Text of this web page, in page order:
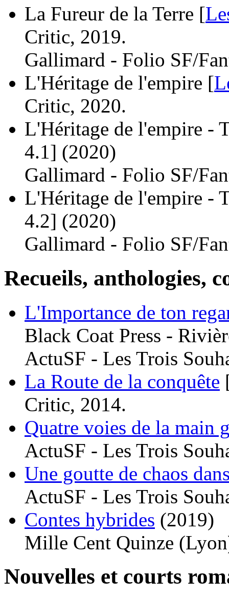
La Fureur de la Terre [
Critic, 2019.
Gallimard - Folio SF/
L'Héritage de l'empire [
Critic, 2020.
L'Héritage de l'empire -
4.1] (2020)
Gallimard - Folio SF/
L'Héritage de l'empire -
4.2] (2020)
Gallimard - Folio SF/
Recueils, anthologies,
L'Importance de ton
Black Coat Press -
ActuSF - Les Trois
La Route de la conquête
Critic, 2014.
Quatre voies de la main
ActuSF - Les Trois
Une goutte de chaos
ActuSF - Les Trois
Contes hybrides (2019)
Mille Cent Quinze
Nouvelles et courts